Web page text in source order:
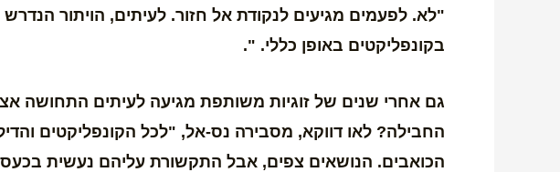
"לא. לפעמים מגיעים לנקודת אל חזור. לעיתים, הויתור
בקונפליקטים באופן כללי. ".
גם אחרי שנים של זוגיות משותפת מגיעה לעיתים התחושה
החבילה? לאו דווקא, מסבירה נס-אל, "לכל הקונפליקטים
הכואבים. הנושאים צפים, אבל התקשורת עליהם נעשית